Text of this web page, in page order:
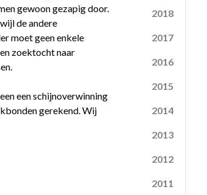
gewoon gezapig door.
de andere
moet geen enkele
zoektocht naar
een schijnoverwinning
gerekend. Wij
2018
2017
2016
2015
2014
2013
2012
2011